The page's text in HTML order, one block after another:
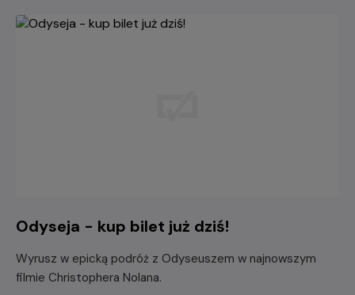
Odyseja - kup bilet już dziś!
Wyrusz w epicką podróż z Odyseuszem w najnowszym
filmie Christophera Nolana.